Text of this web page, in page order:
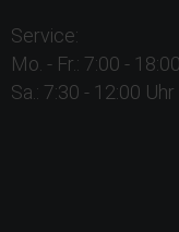
Service:
Mo. - Fr.: 7:00 -
Sa.: 7:30 - 12:00